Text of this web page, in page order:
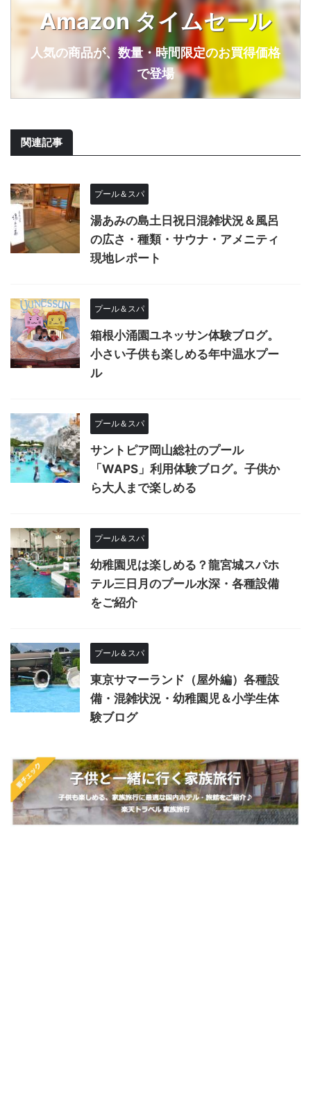
Amazon タイムセール
人気の商品が、数量・時間限定のお買得価格
で登場
関連記事
プール＆スパ
湯あみの島土日祝日混雑状況＆風呂
の広さ・種類・サウナ・アメニティ
現地レポート
プール＆スパ
箱根小涌園ユネッサン体験ブログ。
小さい子供も楽しめる年中温水プー
ル
プール＆スパ
サントピア岡山総社のプール
「WAPS」利用体験ブログ。子供か
ら大人まで楽しめる
プール＆スパ
幼稚園児は楽しめる？龍宮城スパホ
テル三日月のプール水深・各種設備
をご紹介
プール＆スパ
東京サマーランド（屋外編）各種設
備・混雑状況・幼稚園児＆小学生体
験ブログ